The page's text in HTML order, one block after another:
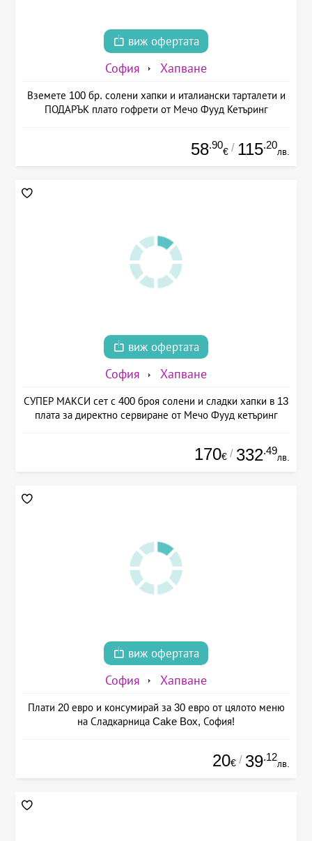
виж офертата
София Хапване
Вземете 100 бр. солени хапки и италиански тарталети и
ПОДАРЪК плато гофрети от Мечо Фууд Кетъринг
58.90
€ / 115.20
лв.
виж офертата
София Хапване
СУПЕР МАКСИ сет с 400 броя солени и сладки хапки в 13
плата за директно сервиране от Мечо Фууд кетъринг
170€ / 332.49
лв.
виж офертата
София Хапване
Плати 20 евро и консумирай за 30 евро от цялото меню
на Сладкарница Cake Box, София!
20€ / 39.12
лв.